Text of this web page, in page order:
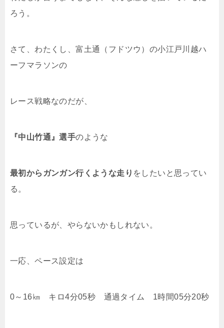
ろう。
さて、わたくし、富土通（フドツウ）の小江戸川越ハ
ーフマラソンの
レース戦略なのだが、
『中山竹通』選手のような
最初からガンガン行くような走り をしたいと思ってい
る。
思っているが、やらないかもしれない。
一応、ペース設定は
0～16㎞ キロ4分05秒 通過タイム 1時間05分20秒